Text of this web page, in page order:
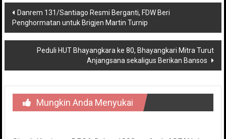
Navigasi
pos
Danrem 131/Santiago Resmi Berganti, FDW Beri
Penghormatan untuk Brigjen Martin Turnip
Peduli HUT Bhayangkara ke 80, Bhayangkari Mitra Turut
Anjangsana sekaligus Berikan Bansos
Mungkin Anda Menyukai